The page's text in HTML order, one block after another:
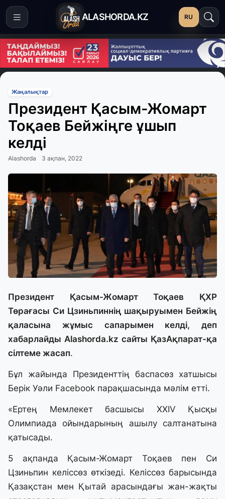
ALASHORDA.KZ RU
Жаңалықтар
Президент Қасым-Жомарт
Тоқаев Бейжіңге ұшып
келді
Alashorda 3 ақпан, 2022
Президент Қасым-Жомарт Тоқаев ҚХР
Төрағасы Си Цзиньпиннің шақыруымен Бейжің
қаласына жұмыс сапарымен келді, деп
хабарлайды Alashorda.kz сайты ҚазАқпарат-қа
сілтеме жасап.
Бұл жайында Президенттің баспасөз хатшысы
Берік Уәли Facebook парақшасында мәлім етті.
«Ертең Мемлекет басшысы XXIV Қысқы
Олимпиада ойындарының ашылу салтанатына
қатысады.
5 ақпанда Қасым-Жомарт Тоқаев пен Си
Цзиньпин келіссөз өткізеді. Келіссөз барысында
Қазақстан мен Қытай арасындағы жан-жақты